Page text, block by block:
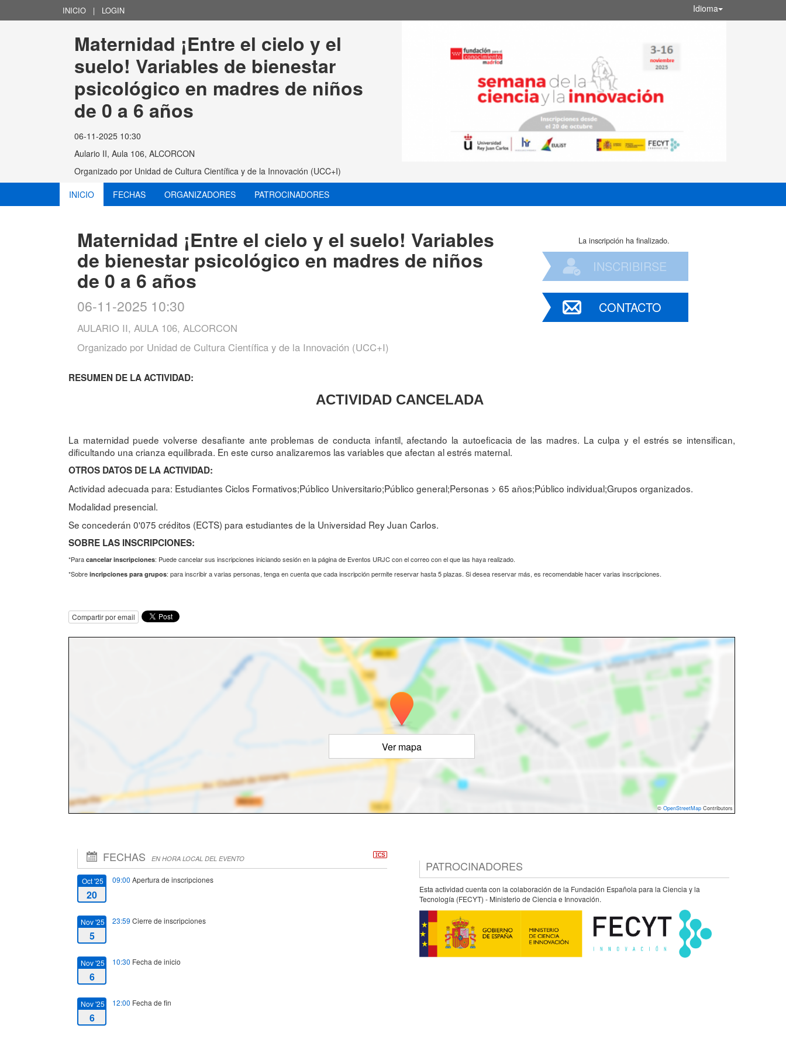
INICIO | LOGIN Idioma
Maternidad ¡Entre el cielo y el
suelo! Variables de bienestar
psicológico en madres de niños
de 0 a 6 años
06-11-2025 10:30
Aulario II, Aula 106, ALCORCON
Organizado por Unidad de Cultura Científica y de la Innovación (UCC+I)
INICIO
FECHAS ORGANIZADORES PATROCINADORES
Maternidad ¡Entre el cielo y el suelo! Variables
de bienestar psicológico en madres de niños
de 0 a 6 años
06-11-2025 10:30
AULARIO II, AULA 106, ALCORCON
Organizado por Unidad de Cultura Científica y de la Innovación (UCC+I)
La inscripción ha finalizado.
INSCRIBIRSE
CONTACTO
RESUMEN DE LA ACTIVIDAD:
ACTIVIDAD CANCELADA
La maternidad puede volverse desafiante ante problemas de conducta infantil, afectando la autoeficacia de las madres. La culpa y el estrés se intensifican,
dificultando una crianza equilibrada. En este curso analizaremos las variables que afectan al estrés maternal.
OTROS DATOS DE LA ACTIVIDAD:
Actividad adecuada para: Estudiantes Ciclos Formativos;Público Universitario;Público general;Personas > 65 años;Público individual;Grupos organizados.
Modalidad presencial.
Se concederán 0'075 créditos (ECTS) para estudiantes de la Universidad Rey Juan Carlos.
SOBRE LAS INSCRIPCIONES:
*Para cancelar inscripciones: Puede cancelar sus inscripciones iniciando sesión en la página de Eventos URJC con el correo con el que las haya realizado.
*Sobre incripciones para grupos: para inscribir a varias personas, tenga en cuenta que cada inscripción permite reservar hasta 5 plazas. Si desea reservar más, es recomendable hacer varias inscripciones.
Compartir por email
Ver mapa
© OpenStreetMap Contributors
FECHAS EN HORA LOCAL DEL EVENTO
Oct '25
20
09:00 Apertura de inscripciones
Nov '25
5
23:59 Cierre de inscripciones
Nov '25
6
10:30 Fecha de inicio
Nov '25
6
12:00 Fecha de fin
PATROCINADORES
Esta actividad cuenta con la colaboración de la Fundación Española para la Ciencia y la
Tecnología (FECYT) - Ministerio de Ciencia e Innovación.